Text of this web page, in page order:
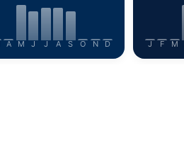
A M J J A S O N D J F M